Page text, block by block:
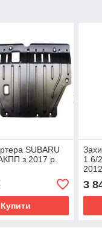
SUBARU
з 2017 р.
Купити
1.6/
3